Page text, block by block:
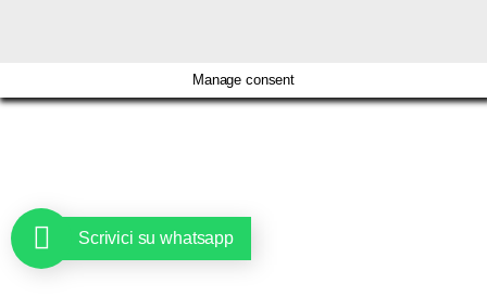
Scrivici su whatsapp
Manage consent